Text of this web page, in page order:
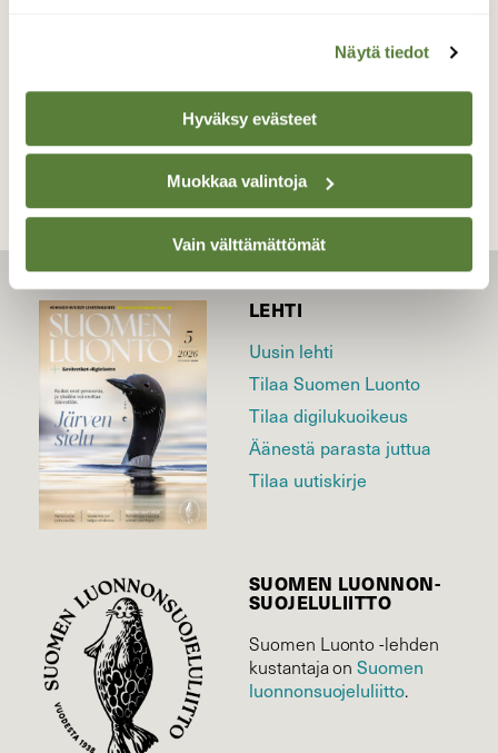
Näytä tiedot
Hyväksy evästeet
Muokkaa valintoja
Vain välttämättömät
LEHTI
Uusin lehti
Tilaa Suomen Luonto
Tilaa digilukuoikeus
Äänestä parasta juttua
Tilaa uutiskirje
SUOMEN LUONNON­
SUOJELU­LIITTO
Suomen Luonto -lehden
kustantaja onSuomen
luonnonsuojelu­liitto.